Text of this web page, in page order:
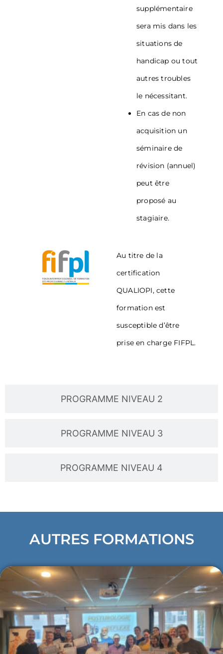
PROGRAMME NIVEAU 2
PROGRAMME NIVEAU 3
PROGRAMME NIVEAU 4
supplémentaire
sera mis dans les
situations de
handicap ou tout
autres troubles
le nécessitant.
En cas de non
acquisition un
séminaire de
révision (annuel)
peut être
proposé au
stagiaire.
Au titre de la
certification
QUALIOPI, cette
formation est
susceptible d’être
prise en charge FIFPL.
AUTRES FORMATIONS​